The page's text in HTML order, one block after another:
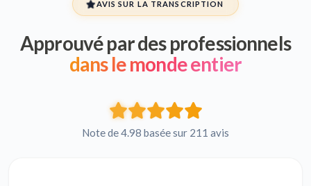
AVIS SUR LA TRANSCRIPTION
Approuvé par des professionnels
dans le monde entier
Note de 4.98 basée sur 211 avis